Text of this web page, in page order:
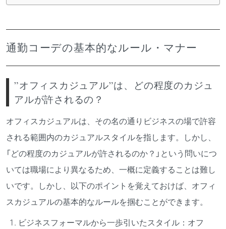
通勤コーデの基本的なルール・マナー
”オフィスカジュアル”は、どの程度のカジュ
アルが許されるの？
オフィスカジュアルは、その名の通りビジネスの場で許容
される範囲内のカジュアルスタイルを指します。しかし、
「どの程度のカジュアルが許されるのか？」という問いにつ
いては職場により異なるため、一概に定義することは難し
いです。しかし、以下のポイントを覚えておけば、オフィ
スカジュアルの基本的なルールを掴むことができます。
ビジネスフォーマルから一歩引いたスタイル：オフ